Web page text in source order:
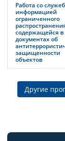
Работа со
информацией
ограниченного
содержащейся в
документах об
защищенности
объектов
Другие